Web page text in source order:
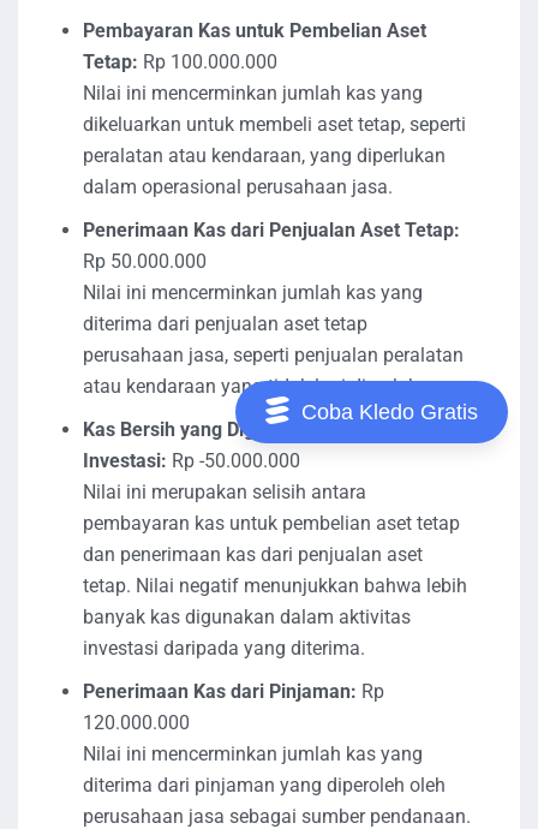
Pembayaran Kas untuk Pembelian Aset
Tetap: Rp 100.000.000
Nilai ini mencerminkan jumlah kas yang
dikeluarkan untuk membeli aset tetap, seperti
peralatan atau kendaraan, yang diperlukan
dalam operasional perusahaan jasa.
Penerimaan Kas dari Penjualan Aset Tetap:
Rp 50.000.000
Nilai ini mencerminkan jumlah kas yang
diterima dari penjualan aset tetap
perusahaan jasa, seperti penjualan peralatan
atau kendaraan yang tidak lagi diperlukan.
Kas Bersih yang Digunakan dalam Aktivitas
Investasi: Rp -50.000.000
Nilai ini merupakan selisih antara
pembayaran kas untuk pembelian aset tetap
dan penerimaan kas dari penjualan aset
tetap. Nilai negatif menunjukkan bahwa lebih
banyak kas digunakan dalam aktivitas
investasi daripada yang diterima.
Penerimaan Kas dari Pinjaman: Rp
120.000.000
Nilai ini mencerminkan jumlah kas yang
diterima dari pinjaman yang diperoleh oleh
perusahaan jasa sebagai sumber pendanaan.
Coba Kledo Gratis